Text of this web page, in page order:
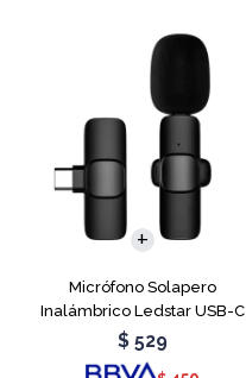
Micrófono Solapero
Inalámbrico Ledstar USB-C
$ 529